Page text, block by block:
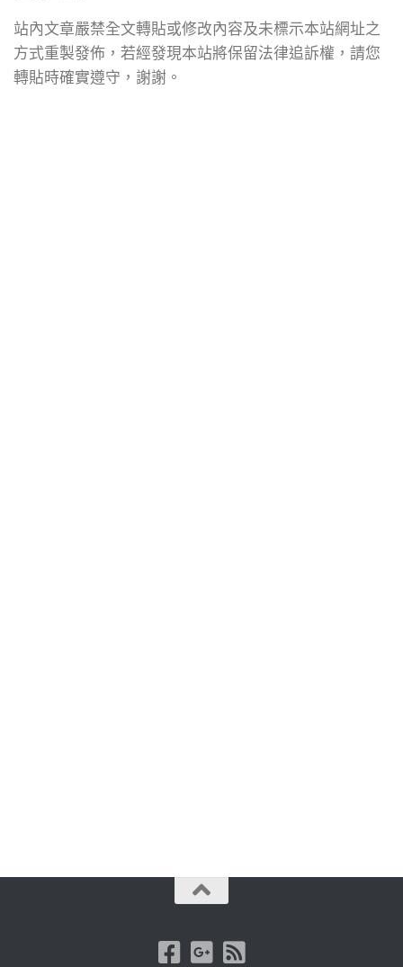
站內文章嚴禁全文轉貼或修改內容及未標示本站網址之
方式重製發佈，若經發現本站將保留法律追訴權，請您
轉貼時確實遵守，謝謝。